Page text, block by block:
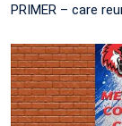
PRIMER – care